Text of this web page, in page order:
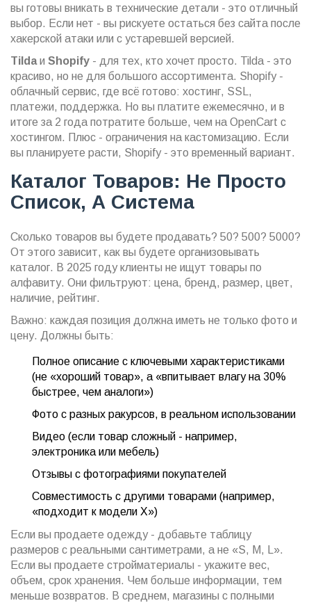
вы готовы вникать в технические детали - это отличный
выбор. Если нет - вы рискуете остаться без сайта после
хакерской атаки или с устаревшей версией.
Tildaи Shopify - для тех, кто хочет просто. Tilda - это
красиво, но не для большого ассортимента. Shopify -
облачный сервис, где всё готово: хостинг, SSL,
платежи, поддержка. Но вы платите ежемесячно, и в
итоге за 2 года потратите больше, чем на OpenCart с
хостингом. Плюс - ограничения на кастомизацию. Если
вы планируете расти, Shopify - это временный вариант.
Каталог Товаров: Не Просто
Список, А Система
Сколько товаров вы будете продавать? 50? 500? 5000?
От этого зависит, как вы будете организовывать
каталог. В 2025 году клиенты не ищут товары по
алфавиту. Они фильтруют: цена, бренд, размер, цвет,
наличие, рейтинг.
Важно: каждая позиция должна иметь не только фото и
цену. Должны быть:
Полное описание с ключевыми характеристиками
(не «хороший товар», а «впитывает влагу на 30%
быстрее, чем аналоги»)
Фото с разных ракурсов, в реальном использовании
Видео (если товар сложный - например,
электроника или мебель)
Отзывы с фотографиями покупателей
Совместимость с другими товарами (например,
«подходит к модели X»)
Если вы продаете одежду - добавьте таблицу
размеров с реальными сантиметрами, а не «S, M, L».
Если вы продаете стройматериалы - укажите вес,
объем, срок хранения. Чем больше информации, тем
меньше возвратов. В среднем, магазины с полными